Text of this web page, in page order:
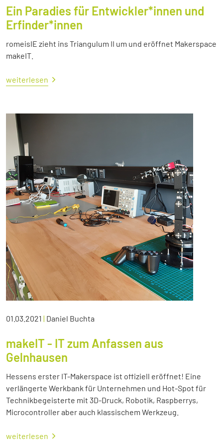
Ein Paradies für Entwickler*innen und
Erfinder*innen
romeisIE zieht ins Triangulum II um und eröffnet Makerspace
makeIT.
weiterlesen
01.03.2021 | Daniel Buchta
makeIT - IT zum Anfassen aus
Gelnhausen
Hessens erster IT-Makerspace ist offiziell eröffnet! Eine
verlängerte Werkbank für Unternehmen und Hot-Spot für
Technikbegeisterte mit 3D-Druck, Robotik, Raspberrys,
Microcontroller aber auch klassischem Werkzeug.
weiterlesen